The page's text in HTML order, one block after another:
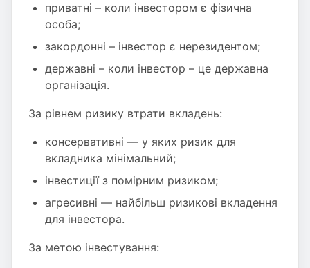
приватні – коли інвестором є фізична
особа;
закордонні – інвестор є нерезидентом;
державні – коли інвестор – це державна
організація.
За рівнем ризику втрати вкладень:
консервативні — у яких ризик для
вкладника мінімальний;
інвестиції з помірним ризиком;
агресивні — найбільш ризикові вкладення
для інвестора.
За метою інвестування: